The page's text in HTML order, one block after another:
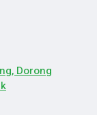
Dorong